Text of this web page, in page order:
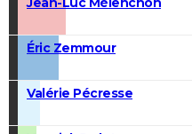
Éric Zemmour
Valérie Pécresse